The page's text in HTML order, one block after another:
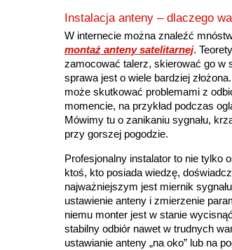
Instalacja anteny – dlaczego
W internecie można znaleźć
montaż anteny satelitarnej.
zamocować talerz, skierować go w
sprawa jest o wiele bardziej
może skutkować problemami z
momencie, na przykład podczas
Mówimy tu o zanikaniu sygnału,
przy gorszej pogodzie.
Profesjonalny instalator to nie tylko
ktoś, kto posiada wiedzę,
najważniejszym jest miernik
ustawienie anteny i zmierzenie
niemu monter jest w stanie
stabilny odbiór nawet w trudnych
ustawianie anteny „na oko” lub na